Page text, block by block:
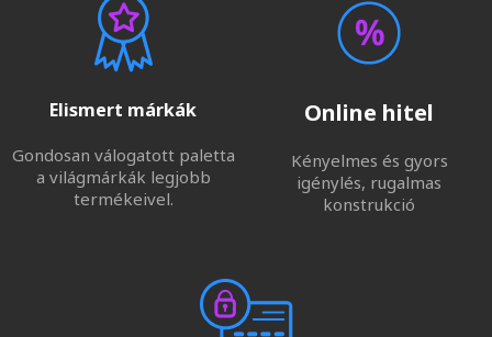
Elismert márkák
Gondosan válogatott paletta
a világmárkák legjobb
termékeivel.
Online hitel
Kényelmes és gyors
igénylés, rugalmas
konstrukció